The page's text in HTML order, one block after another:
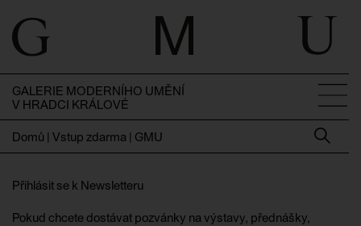
GALERIE MODERNÍHO UMĚNÍ
V HRADCI KRÁLOVÉ
Domů | Vstup zdarma | GMU
Přihlásit se k Newsletteru
Pokud chcete dostávat pozvánky na výstavy, přednášky,